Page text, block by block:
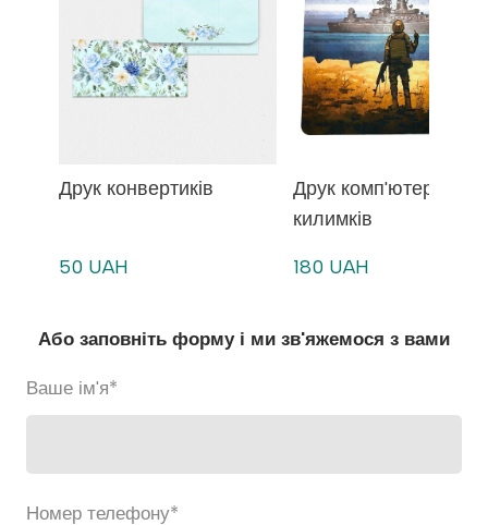
Друк конвертиків
50 UAH
Друк комп'ютерних
килимків
180 UAH
Або заповніть форму і ми зв'яжемося з вами
Ваше ім'я*
Номер телефону*